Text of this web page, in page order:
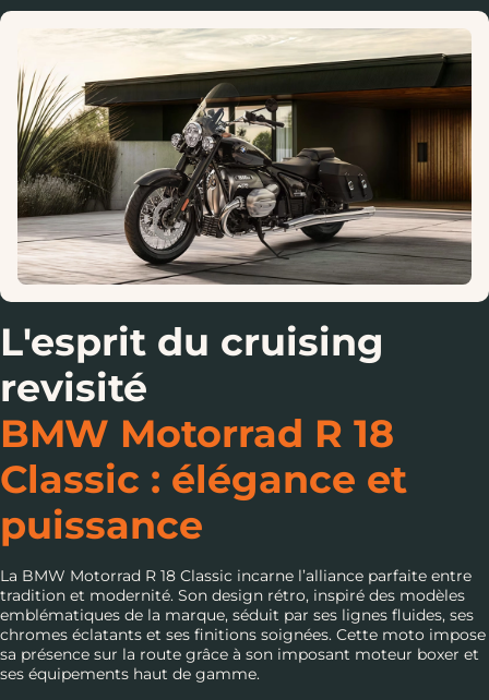
L'esprit du cruising
revisité
BMW Motorrad R 18
Classic : élégance et
puissance
La BMW Motorrad R 18 Classic incarne l’alliance parfaite entre
tradition et modernité. Son design rétro, inspiré des modèles
emblématiques de la marque, séduit par ses lignes fluides, ses
chromes éclatants et ses finitions soignées. Cette moto impose
sa présence sur la route grâce à son imposant moteur boxer et
ses équipements haut de gamme.